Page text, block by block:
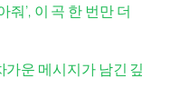
’, 이 곡 한 번만 더
가운 메시지가 남긴 깊